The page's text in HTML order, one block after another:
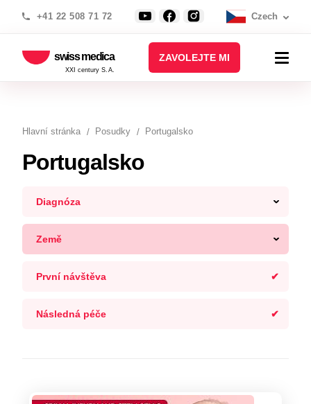
+41 22 508 71 72 Czech
swiss medica
XXI century S.A.
ZAVOLEJTE MI
Hlavní stránka Posudky Portugalsko
Portugalsko
Diagnóza
Země
První návštěva
Následná péče